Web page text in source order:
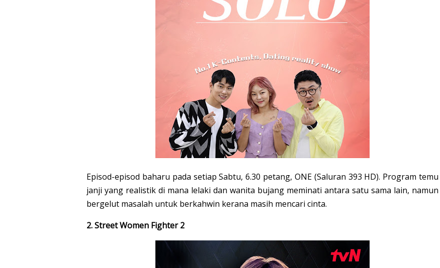
Episod-episod baharu pada setiap Sabtu, 6.30 petang, ONE (Saluran 393 HD). Program temu
janji yang realistik di mana lelaki dan wanita bujang meminati antara satu sama lain, namun
bergelut masalah untuk berkahwin kerana masih mencari cinta.
2. Street Women Fighter 2